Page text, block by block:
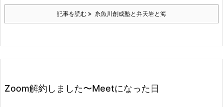
記事を読む 糸魚川創成塾と弁天岩と海
Zoom解約しました〜Meetになった日